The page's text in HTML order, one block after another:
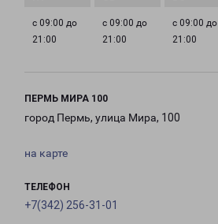
с 09:00 до
21:00
с 09:00 до
21:00
с 09:00 до
21:00
ПЕРМЬ МИРА 100
город Пермь, улица Мира, 100
на карте
ТЕЛЕФОН
+7(342) 256-31-01